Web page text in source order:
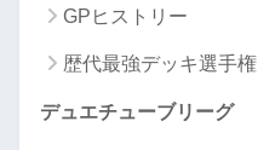
GPヒストリー
歴代最強デッキ選手権
デュエチューブリーグ